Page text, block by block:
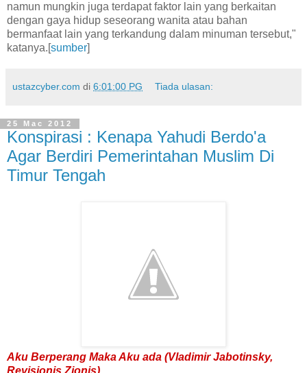
namun mungkin juga terdapat faktor lain yang berkaitan
dengan gaya hidup seseorang wanita atau bahan
bermanfaat lain yang terkandung dalam minuman tersebut,"
katanya.[sumber]
ustazcyber.com di 6:01:00 PG Tiada ulasan:
25 Mac 2012
Konspirasi : Kenapa Yahudi Berdo'a
Agar Berdiri Pemerintahan Muslim Di
Timur Tengah
Aku Berperang Maka Aku ada (Vladimir Jabotinsky,